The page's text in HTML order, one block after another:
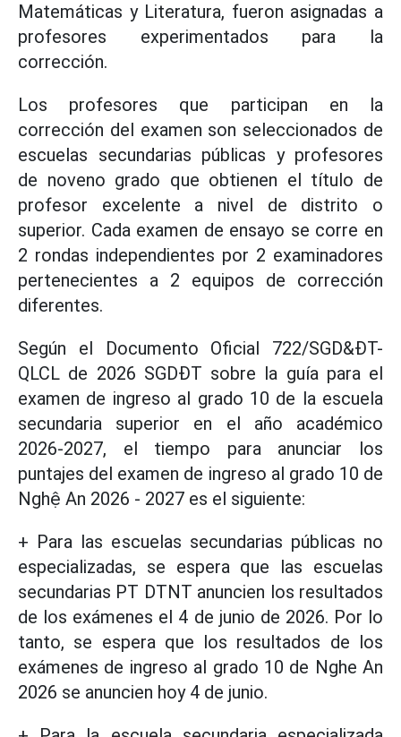
Matemáticas y Literatura, fueron asignadas a
profesores experimentados para la
corrección.
Los profesores que participan en la
corrección del examen son seleccionados de
escuelas secundarias públicas y profesores
de noveno grado que obtienen el título de
profesor excelente a nivel de distrito o
superior. Cada examen de ensayo se corre en
2 rondas independientes por 2 examinadores
pertenecientes a 2 equipos de corrección
diferentes.
Según el Documento Oficial 722/SGD&ĐT-
QLCL de 2026 SGDĐT sobre la guía para el
examen de ingreso al grado 10 de la escuela
secundaria superior en el año académico
2026-2027, el tiempo para anunciar los
puntajes del examen de ingreso al grado 10 de
Nghệ An 2026 - 2027 es el siguiente:
+ Para las escuelas secundarias públicas no
especializadas, se espera que las escuelas
secundarias PT DTNT anuncien los resultados
de los exámenes el 4 de junio de 2026. Por lo
tanto, se espera que los resultados de los
exámenes de ingreso al grado 10 de Nghe An
2026 se anuncien hoy 4 de junio.